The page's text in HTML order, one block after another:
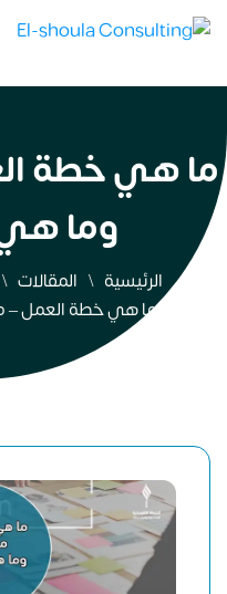
ما هي خطة
وما
الرئيسية المقالات
ما هي خطة العمل –